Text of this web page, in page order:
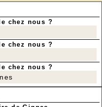
chez nous ?
chez nous ?
chez nous ?